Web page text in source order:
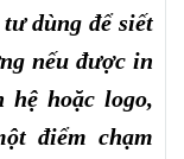
dùng để siết
nếu được in
hoặc logo,
điểm chạm